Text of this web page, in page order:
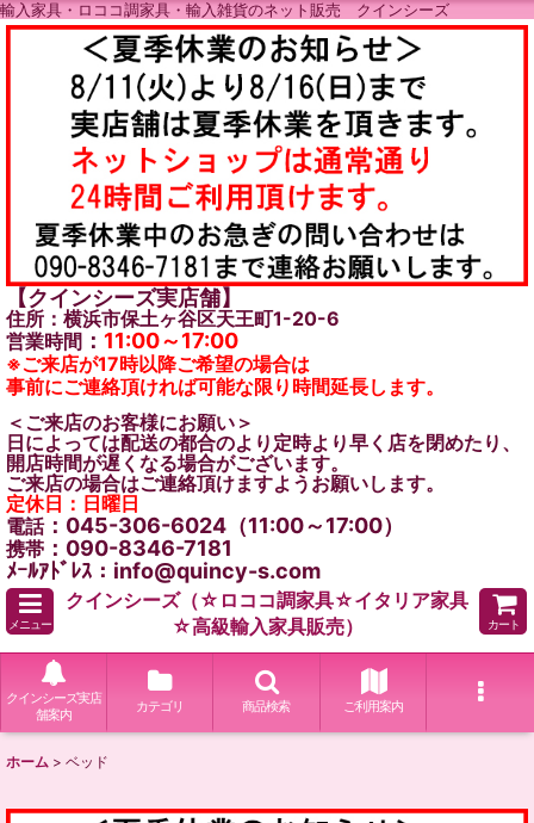
輸入家具・ロココ調家具・輸入雑貨のネット販売 クインシーズ
【クインシーズ実店舗】
住所：横浜市保土ヶ谷区天王町1-20-6
営業時間 ： 11:00～17:00
※ご来店が17時以降ご希望の場合は
事前にご連絡頂ければ可能な限り時間延長します。
＜ご来店のお客様にお願い＞
日によっては配送の都合のより定時より早く店を閉めたり、
開店時間が遅くなる場合がございます。
ご来店の場合はご連絡頂けますようお願いします。
定休日：日曜日
電話：045-306-6024（11:00～17:00）
携帯 ：090-8346-7181
ﾒｰﾙｱﾄﾞﾚｽ：info@quincy-s.com
メニュー
クインシーズ（☆ロココ調家具☆イタリア家具
☆高級輸入家具販売）
カート
クインシーズ実店
舗案内
カテゴリ 商品検索 ご利用案内
ホーム > ベッド